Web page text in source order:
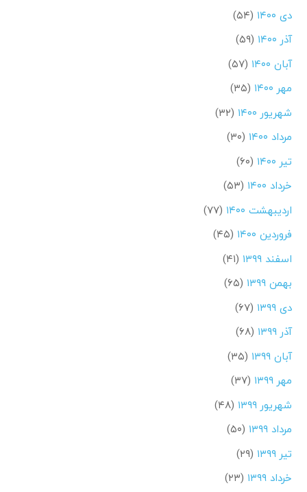
دی ۱۴۰۰
(۵۴)
آذر ۱۴۰۰
(۵۹)
آبان ۱۴۰۰
(۵۷)
مهر ۱۴۰۰
(۳۵)
شهریور ۱۴۰۰
(۳۲)
مرداد ۱۴۰۰
(۳۰)
تیر ۱۴۰۰
(۶۰)
خرداد ۱۴۰۰
(۵۳)
اردیبهشت ۱۴۰۰
(۷۷)
فروردین ۱۴۰۰
(۴۵)
اسفند ۱۳۹۹
(۴۱)
بهمن ۱۳۹۹
(۶۵)
دی ۱۳۹۹
(۶۷)
آذر ۱۳۹۹
(۶۸)
آبان ۱۳۹۹
(۳۵)
مهر ۱۳۹۹
(۳۷)
شهریور ۱۳۹۹
(۴۸)
مرداد ۱۳۹۹
(۵۰)
تیر ۱۳۹۹
(۲۹)
خرداد ۱۳۹۹
(۲۳)